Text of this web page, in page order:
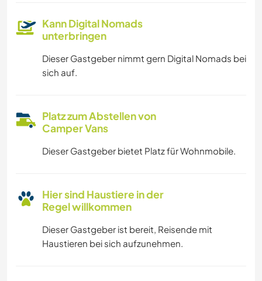
Kann Digital Nomads
unterbringen
Dieser Gastgeber nimmt gern Digital Nomads bei
sich auf.
Platz zum Abstellen von
Camper Vans
Dieser Gastgeber bietet Platz für Wohnmobile.
Hier sind Haustiere in der
Regel willkommen
Dieser Gastgeber ist bereit, Reisende mit
Haustieren bei sich aufzunehmen.